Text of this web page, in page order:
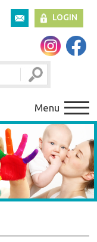
LOGIN
Menu